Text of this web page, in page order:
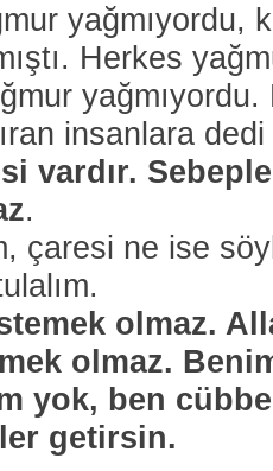
yağmıyordu,
Herkes
insanlara
vardır.
.
çaresi ne ise
olmaz.
olmaz.
yok, ben
getirsin.